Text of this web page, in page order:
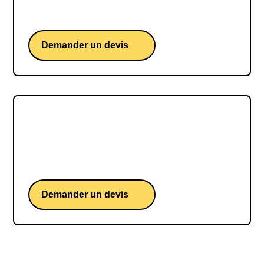
Demander un devis
Demander un devis